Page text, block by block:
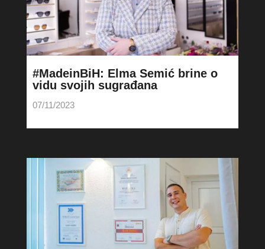
#MadeinBiH: Elma Semić brine o
vidu svojih sugrađana
07/11/2023